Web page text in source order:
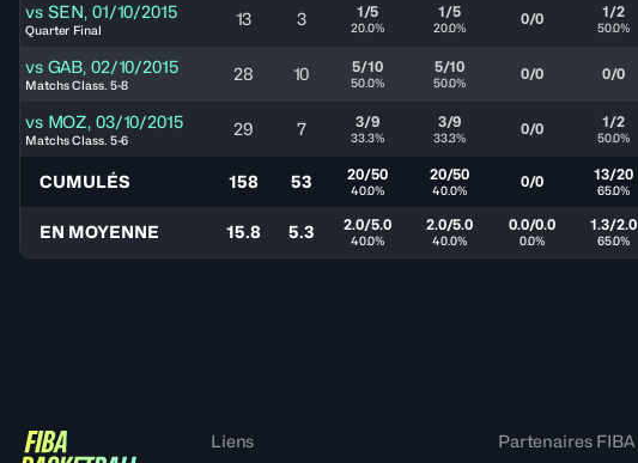
vs SEN, 01/10/2015
Quarter Final
13 3 1/5
20.0%
1/5
20.0% 0/0 1/2
50.0%
vs GAB, 02/10/2015
Matchs Class. 5-8
28 10 5/10
50.0%
5/10
50.0% 0/0 0/0
vs MOZ, 03/10/2015
Matchs Class. 5-6
29 7 3/9
33.3%
3/9
33.3% 0/0 1/2
50.0%
CUMULÉS 158 53 20/50
40.0%
20/50
40.0% 0/0 13/20
65.0%
EN MOYENNE 15.8 5.3 2.0/5.0
40.0%
2.0/5.0
40.0%
0.0/0.0
0.0%
1.3/2.0
65.0%
Liens Partenaires FIBA